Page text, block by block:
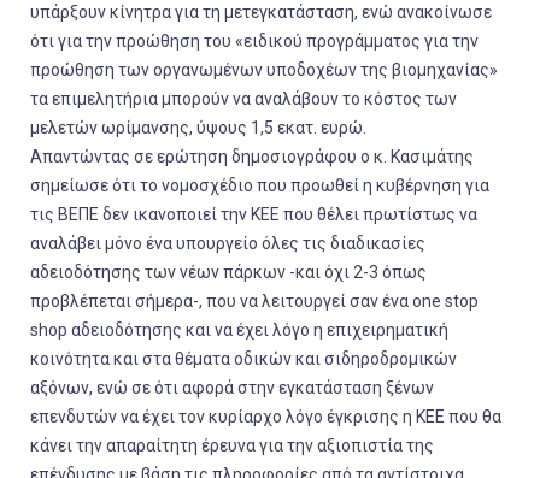
υπάρξουν κίνητρα για τη μετεγκατάσταση, ενώ ανακοίνωσε
ότι για την προώθηση του «ειδικού προγράμματος για την
προώθηση των οργανωμένων υποδοχέων της βιομηχανίας»
τα επιμελητήρια μπορούν να αναλάβουν το κόστος των
μελετών ωρίμανσης, ύψους 1,5 εκατ. ευρώ.
Απαντώντας σε ερώτηση δημοσιογράφου ο κ. Κασιμάτης
σημείωσε ότι το νομοσχέδιο που προωθεί η κυβέρνηση για
τις ΒΕΠΕ δεν ικανοποιεί την ΚΕΕ που θέλει πρωτίστως να
αναλάβει μόνο ένα υπουργείο όλες τις διαδικασίες
αδειοδότησης των νέων πάρκων -και όχι 2-3 όπως
προβλέπεται σήμερα-, που να λειτουργεί σαν ένα one stop
shop αδειοδότησης και να έχει λόγο η επιχειρηματική
κοινότητα και στα θέματα οδικών και σιδηροδρομικών
αξόνων, ενώ σε ότι αφορά στην εγκατάσταση ξένων
επενδυτών να έχει τον κυρίαρχο λόγο έγκρισης η ΚΕΕ που θα
κάνει την απαραίτητη έρευνα για την αξιοπιστία της
επένδυσης με βάση τις πληροφορίες από τα αντίστοιχα